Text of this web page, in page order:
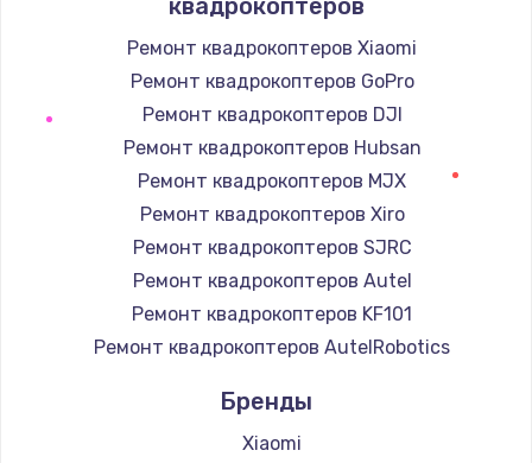
Замена / ремонт электронного модуля
Заказать
Заказать
Замена регулятора режимов конфорки
Ремонт квадрокоптеров Xiaomi
Ремонт квадрокоптеров GoPro
Ремонт квадрокоптеров DJI
Ремонт квадрокоптеров Hubsan
Ремонт квадрокоптеров MJX
Ремонт квадрокоптеров Xiro
Ремонт квадрокоптеров SJRC
Ремонт квадрокоптеров Autel
Ремонт квадрокоптеров KF101
Ремонт квадрокоптеров AutelRobotics
Бренды
Xiaomi